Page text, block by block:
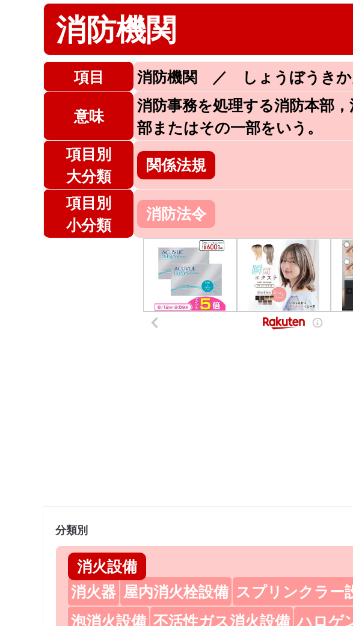
消防機関
項目
消防機関 ／ しょうぼうき
意味
消防事務を処理する消防本部
部またはその一部をいう。
項目別
大分類
関係法規
項目別
小分類
消防法令
分類別
消火設備
消火器 屋内消火栓設備 スプリンクラー
泡消火設備 不活性ガス消火設備 ハロゲ